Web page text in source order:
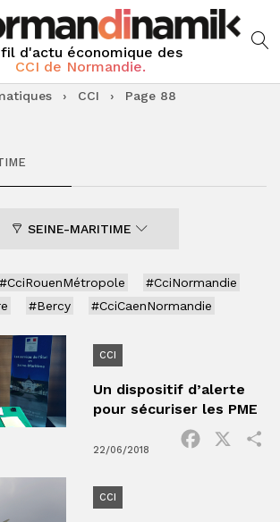
d'actu économique des
CCI de Normandie.
› CCI › Page 88
SEINE-MARITIME
#CciRouenMétropole
#CciNormandie
#Bercy #CciCaenNormandie
CCI
Un dispositif d’alerte
pour sécuriser les PME
22/06/2018
Facebook
CCI